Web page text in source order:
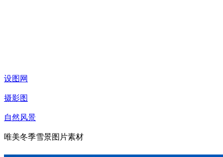
设图网
摄影图
自然风景
唯美冬季雪景图片素材